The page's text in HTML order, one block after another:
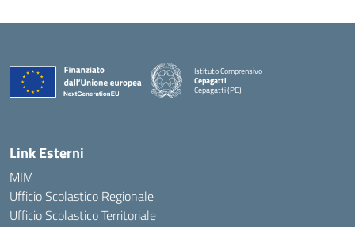
Istituto Comprensivo
Cepagatti
Cepagatti (PE)
— Visita la pagina iniziale della scuola
Link Esterni
MIM
Ufficio Scolastico Regionale
Ufficio Scolastico Territoriale